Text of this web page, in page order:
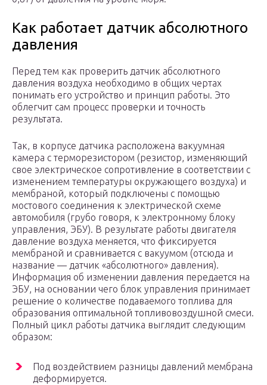
Как работает датчик абсолютного
давления
Перед тем как проверить датчик абсолютного
давления воздуха необходимо в общих чертах
понимать его устройство и принцип работы. Это
облегчит сам процесс проверки и точность
результата.
Так, в корпусе датчика расположена вакуумная
камера с терморезистором (резистор, изменяющий
свое электрическое сопротивление в соответствии с
изменением температуры окружающего воздуха) и
мембраной, который подключены с помощью
мостового соединения к электрической схеме
автомобиля (грубо говоря, к электронному блоку
управления, ЭБУ). В результате работы двигателя
давление воздуха меняется, что фиксируется
мембраной и сравнивается с вакуумом (отсюда и
название — датчик «абсолютного» давления).
Информация об изменении давления передается на
ЭБУ, на основании чего блок управления принимает
решение о количестве подаваемого топлива для
образования оптимальной топливовоздушной смеси.
Полный цикл работы датчика выглядит следующим
образом:
Под воздействием разницы давлений мембрана
деформируется.